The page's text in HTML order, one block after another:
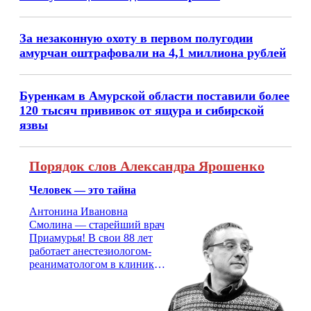
За незаконную охоту в первом полугодии
амурчан оштрафовали на 4,1 миллиона рублей
Буренкам в Амурской области поставили более
120 тысяч прививок от ящура и сибирской
язвы
Порядок слов Александра Ярошенко
Человек — это тайна
Антонина Ивановна
Смолина — старейший врач
Приамурья! В свои 88 лет
работает анестезиологом-
реаниматологом в клинике